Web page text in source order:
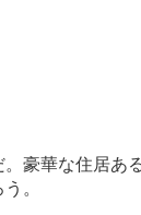
豪華な住居あ
。